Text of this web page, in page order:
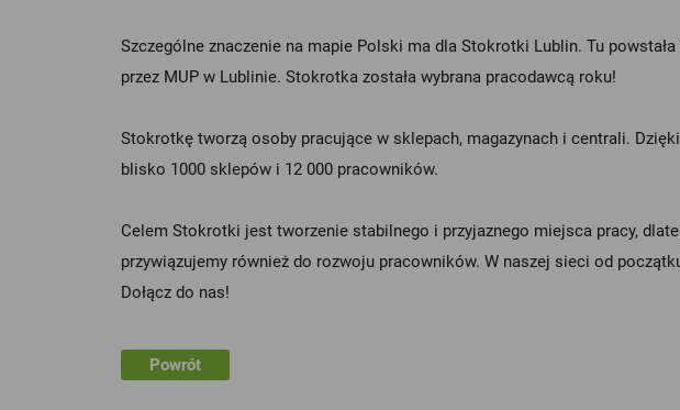
Szczególne znaczenie na mapie Polski ma dla Stokrotki Lublin. Tu
przez MUP w Lublinie. Stokrotka została wybrana pracodawcą roku!
Stokrotkę tworzą osoby pracujące w sklepach, magazynach i centrali.
blisko 1000 sklepów i 12 000 pracowników.
Celem Stokrotki jest tworzenie stabilnego i przyjaznego miejsca pracy,
przywiązujemy również do rozwoju pracowników. W naszej sieci od
Dołącz do nas!
Powrót